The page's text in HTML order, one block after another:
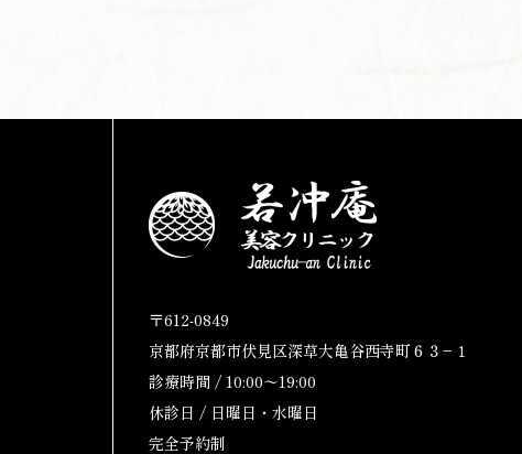
〒612-0849
京都府京都市伏見区深草大亀谷西寺町６３−１
診療時間 / 10:00〜19:00
休診日 / 日曜日・水曜日
完全予約制